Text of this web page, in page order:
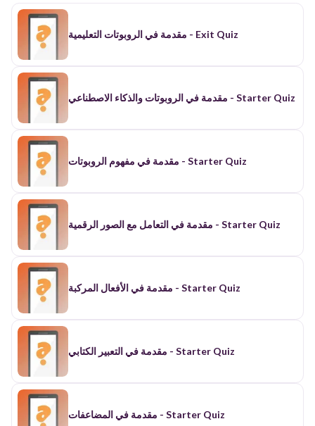
مقدمة في الروبوتات التعليمية - Exit Quiz
مقدمة في الروبوتات والذكاء الاصطناعي - Starter Quiz
مقدمة في مفهوم الروبوتات - Starter Quiz
مقدمة في التعامل مع الصور الرقمية - Starter Quiz
مقدمة في الأفعال المركبة - Starter Quiz
مقدمة في التعبير الكتابي - Starter Quiz
مقدمة في المضاعفات - Starter Quiz